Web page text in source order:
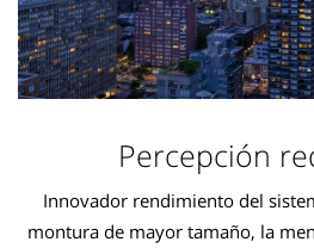
Percepción
Innovador rendimiento del
montura de mayor tamaño, la